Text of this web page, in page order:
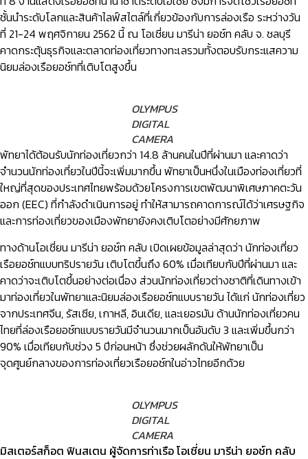
ชั้นนำระดับโลกและสินค้าไลฟ์สไตล์ที่เกี่ยวข้องกับการล่องเรือ ระหว่างวัน
ที่ 21-24 พฤศจิกายน 2562 นี้ ณ โอเชี่ยน มารีน่า ยอช์ท คลับ จ. ชลบุรี
คาดกระตุ้นธุรกิจและตลาดท่องเที่ยวทางทะเลรวมทั้งตอบรับกระแสความ
นิยมล่องเรือยอช์ทที่เติบโตสูงขึ้น
OLYMPUS
DIGITAL
CAMERA
พัทยาได้ต้อนรับนักท่องเที่ยวกว่า 14.8 ล้านคนในปีที่ผ่านมา และคาดว่า
จำนวนนักท่องเที่ยวในปีนี้จะเพิ่มมากขึ้น พัทยาเป็นหนึ่งในเมืองท่องเที่ยวที่
ใหญ่ที่สุดของประเทศไทยพร้อมด้วยโครงการเขตพัฒนาพิเศษภาคตะวัน
ออก (EEC) ที่กำลังดำเนินการอยู่ ทำให้สามารถคาดการณ์ได้ว่าเศรษฐกิจ
และการท่องเที่ยวของเมืองพัทยายังคงเติบโตอย่างมีศักยภาพ
ทางด้านโอเชี่ยน มารีน่า ยอช์ท คลับ เปิดเผยข้อมูลล่าสุดว่า นักท่องเที่ยว
เรือยอช์ทแบบทริปรายวัน เติบโตขึ้นถึง 60% เมื่อเทียบกับปีที่ผ่านมา และ
คาดว่าจะเติบโตขึ้นอย่างต่อเนื่อง ส่วนนักท่องเที่ยวต่างชาติที่เดินทางเข้า
มาท่องเที่ยวในพัทยาและนิยมล่องเรือยอช์ทแบบรายวัน ได้แก่ นักท่องเที่ยว
จากประเทศจีน, รัสเซีย, เกาหลี, อินเดีย, และเยอรมัน ด้านนักท่องเที่ยวคน
ไทยที่ล่องเรือยอช์ทแบบรายวันมีจำนวนมากเป็นอันดับ 3 และเพิ่มขึ้นกว่า
90% เมื่อเทียบกับช่วง 5 ปีก่อนหน้า ซึ่งช่วยผลักดันให้พัทยาเป็น
จุดศูนย์กลางของการท่องเที่ยวเรือยอช์ทในอ่าวไทยอีกด้วย
OLYMPUS
DIGITAL
CAMERA
มิสเตอร์สก็อต ฟินสเตน ผู้จัดการท่าเรือ โอเชี่ยน มารีน่า ยอช์ท คลับ